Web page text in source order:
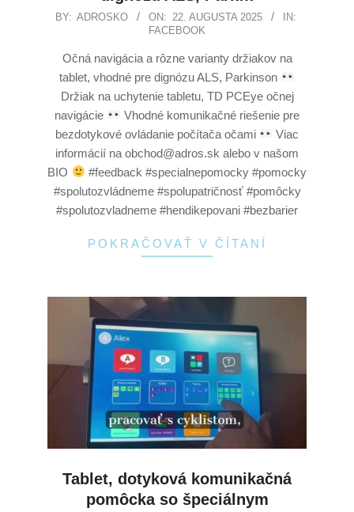
BY: ADROSKO ON: 22. AUGUSTA 2025
IN:
FACEBOOK
Očná navigácia a rôzne varianty držiakov na
tablet, vhodné pre dignózu ALS, Parkinson
Držiak na uchytenie tabletu, TD PCEye očnej
navigácie
Vhodné komunikačné riešenie pre
bezdotykové ovládanie počítača očami
Viac
informácií na obchod@adros.sk alebo v našom
BIO
#feedback #specialnepomocky #pomocky
#spolutozvládneme #spolupatričnosť #pomôcky
#spolutozvladneme #hendikepovani #bezbarier
POKRAČOVAŤ V ČÍTANÍ
Tablet, dotyková komunikačná
pomôcka so špeciálnym